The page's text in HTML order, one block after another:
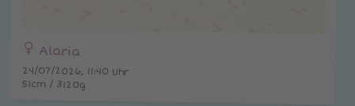
Alaria
24/07/2026, 11:40 Uhr
51cm / 3120g